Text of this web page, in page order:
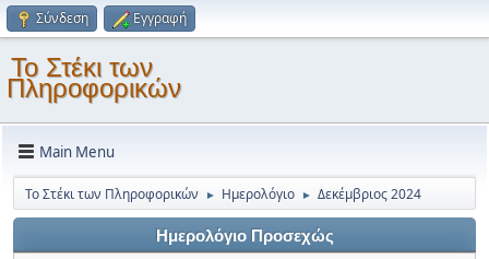
Σύνδεση Εγγραφή
Το Στέκι των
Πληροφορικών
Main Menu
Το Στέκι των Πληροφορικών ► Ημερολόγιο ► Δεκέμβριος 2024
Ημερολόγιο Προσεχώς